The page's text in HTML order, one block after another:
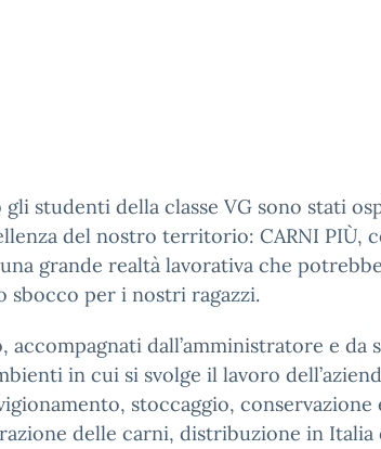
gli studenti della classe VG sono stati
del nostro territorio: CARNI PIÙ,
grande realtà lavorativa che potrebbe
sbocco per i nostri ragazzi.
accompagnati dall’amministratore e da
in cui si svolge il lavoro
stoccaggio, conservazione
delle carni, distribuzione in Italia